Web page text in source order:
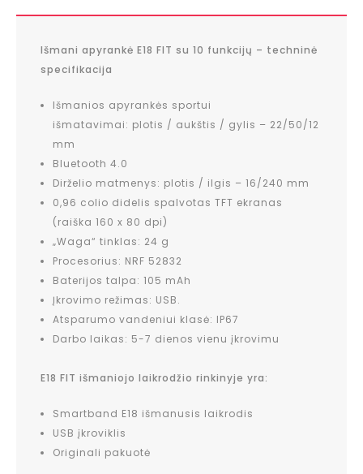
Išmani apyrankė E18 FIT su 10 funkcijų – techninė
specifikacija
Išmanios apyrankės sportui
išmatavimai: plotis / aukštis / gylis – 22/50/12
mm
Bluetooth 4.0
Dirželio matmenys: plotis / ilgis – 16/240 mm
0,96 colio didelis spalvotas TFT ekranas
(raiška 160 x 80 dpi)
„Waga“ tinklas: 24 g
Procesorius: NRF 52832
Baterijos talpa: 105 mAh
Įkrovimo režimas: USB.
Atsparumo vandeniui klasė: IP67
Darbo laikas: 5-7 dienos vienu įkrovimu
E18 FIT išmaniojo laikrodžio rinkinyje yra:
Smartband E18 išmanusis laikrodis
USB įkroviklis
Originali pakuotė